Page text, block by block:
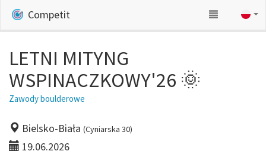
Competit
LETNI MITYNG
WSPINACZKOWY'26 🌞
Zawody boulderowe
Bielsko-Biała (Cyniarska 30)
19.06.2026